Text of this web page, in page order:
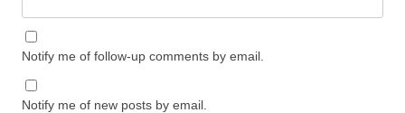
Notify me of follow-up comments by email.
Notify me of new posts by email.